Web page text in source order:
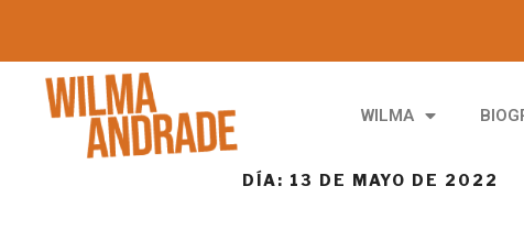
WILMA
DÍA: 13 DE MAYO DE 2022